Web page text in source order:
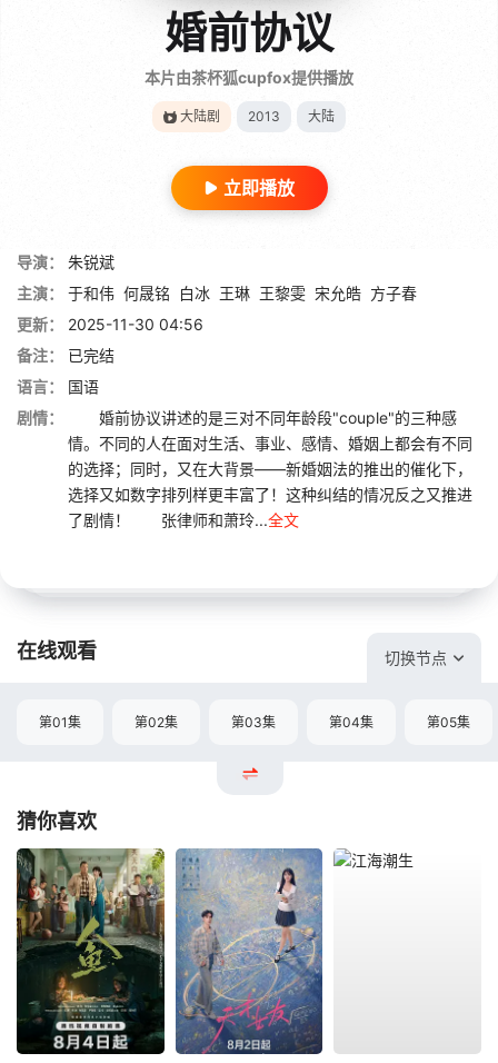
婚前协议
本片由茶杯狐cupfox提供播放
大陆剧 2013 大陆
立即播放
导演：
朱锐斌
主演：
于和伟 何晟铭 白冰 王琳 王黎雯 宋允皓 方子春
更新：
2025-11-30 04:56
备注：
已完结
语言：
国语
剧情：
婚前协议讲述的是三对不同年龄段"couple"的三种感
情。不同的人在面对生活、事业、感情、婚姻上都会有不同
的选择；同时，又在大背景——新婚姻法的推出的催化下，
选择又如数字排列样更丰富了！这种纠结的情况反之又推进
了剧情！ 张律师和萧玲...全文
在线观看 切换节点
第01集 第02集 第03集 第04集 第05集
猜你喜欢